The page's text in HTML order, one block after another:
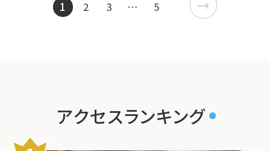
1 2 3 … 5 →
アクセスランキング